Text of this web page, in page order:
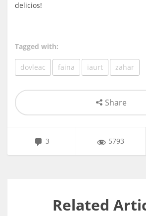
delicios!
3 5793
Tagged with:
dovleac faina iaurt zahar
Share
Related